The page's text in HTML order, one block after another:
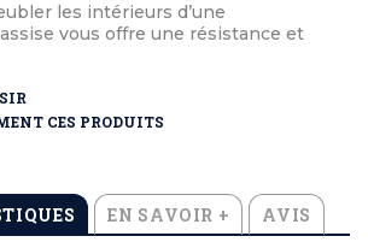
les intérieurs d’une
vous offre une résistance et
CES PRODUITS
EN SAVOIR + AVIS